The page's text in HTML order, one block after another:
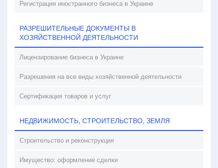
Регистрация иностранного бизнеса в Украине
РАЗРЕШИТЕЛЬНЫЕ ДОКУМЕНТЫ В
ХОЗЯЙСТВЕННОЙ ДЕЯТЕЛЬНОСТИ
Лицензирование бизнеса в Украине
Разрешения на все виды хозяйственной деятельности
Сертификация товаров и услуг
НЕДВИЖИМОСТЬ, СТРОИТЕЛЬСТВО, ЗЕМЛЯ
Строительство и реконструкция
Имущество: оформление сделки